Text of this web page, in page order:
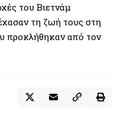
του Βιετνάμ
τη ζωή τους στη
προκλήθηκαν από τον